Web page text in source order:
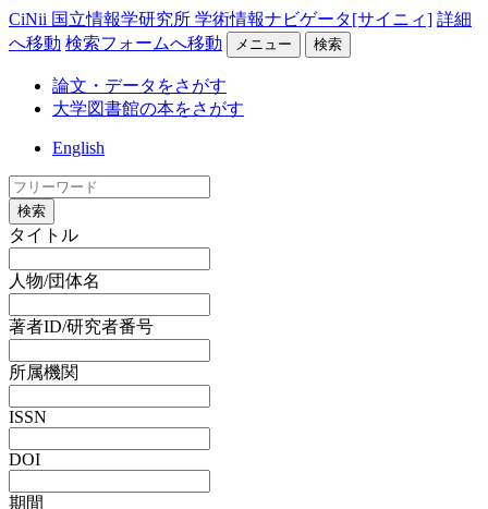
CiNii 国立情報学研究所 学術情報ナビゲータ[サイニィ] 詳細
へ移動 検索フォームへ移動 メニュー 検索
論文・データをさがす
大学図書館の本をさがす
English
検索
タイトル
人物/団体名
著者ID/研究者番号
所属機関
ISSN
DOI
期間